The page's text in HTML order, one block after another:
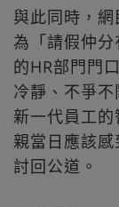
與此同時，
為「請假仲
的HR部門門
冷靜、不爭
新一代員工
親當日應該
討回公道。